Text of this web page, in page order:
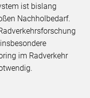
ist bislang
Nachholbedarf.
im Radverkehr